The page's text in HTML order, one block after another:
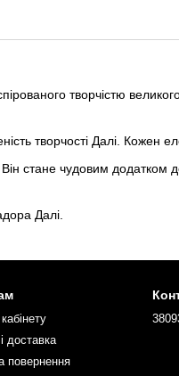
творчістю
творчості Далі. Кожен
стане чудовим
Далі.
доставка
повернення